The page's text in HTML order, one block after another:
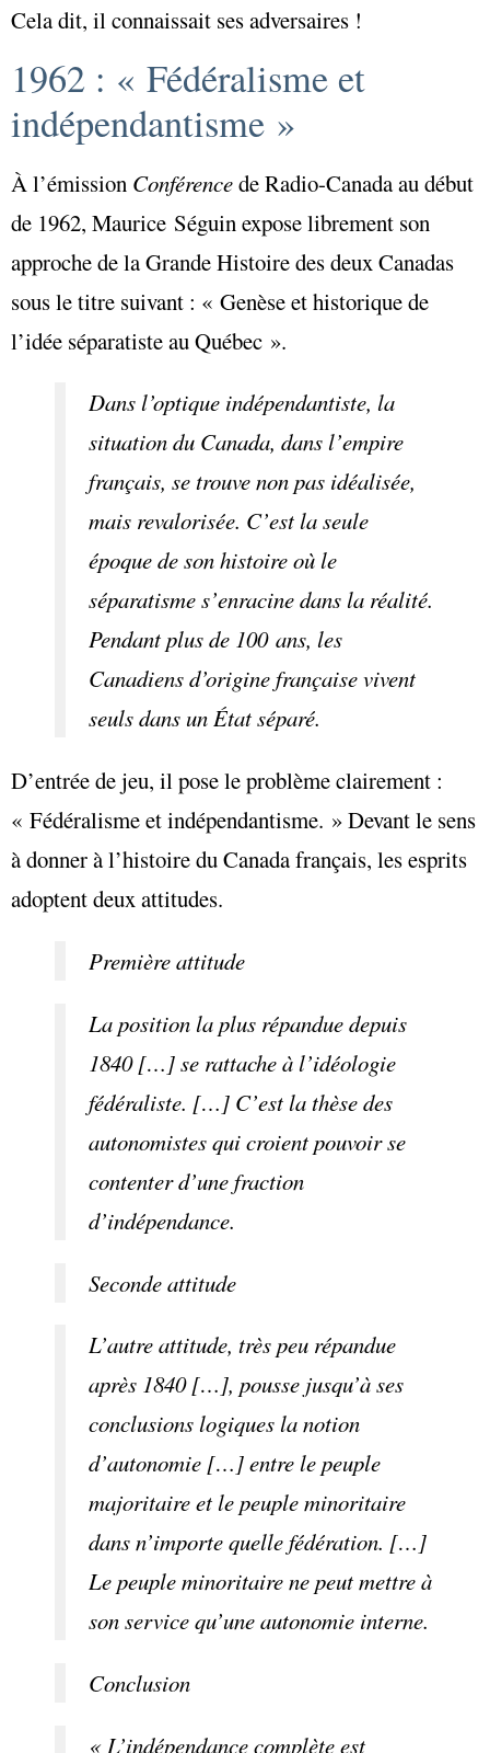
Cela dit, il connaissait ses adversaires !
1962 : « Fédéralisme et
indépendantisme »
À l’émission Conférencede Radio-Canada au début
de 1962, Maurice Séguin expose librement son
approche de la Grande Histoire des deux Canadas
sous le titre suivant : « Genèse et historique de
l’idée séparatiste au Québec ».
Dans l’optique indépendantiste, la
situation du Canada, dans l’empire
français, se trouve non pas idéalisée,
mais revalorisée. C’est la seule
époque de son histoire où le
séparatisme s’enracine dans la réalité.
Pendant plus de 100 ans, les
Canadiens d’origine française vivent
seuls dans un État séparé.
D’entrée de jeu, il pose le problème clairement :
« Fédéralisme et indépendantisme. » Devant le sens
à donner à l’histoire du Canada français, les esprits
adoptent deux attitudes.
Première attitude
La position la plus répandue depuis
1840 […] se rattache à l’idéologie
fédéraliste. […] C’est la thèse des
autonomistes qui croient pouvoir se
contenter d’une fraction
d’indépendance.
Seconde attitude
L’autre attitude, très peu répandue
après 1840 […], pousse jusqu’à ses
conclusions logiques la notion
d’autonomie […] entre le peuple
majoritaire et le peuple minoritaire
dans n’importe quelle fédération. […]
Le peuple minoritaire ne peut mettre à
son service qu’une autonomie interne.
Conclusion
« L’indépendance complète est